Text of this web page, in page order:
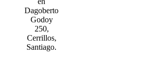
Dagoberto
Godoy
250,
Cerrillos,
Santiago.